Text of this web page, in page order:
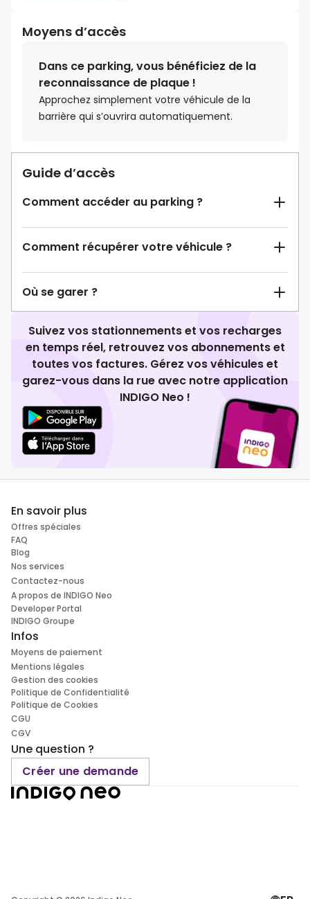
Moyens d’accès
Dans ce parking, vous bénéficiez de la
reconnaissance de plaque !
Approchez simplement votre véhicule de la
barrière qui s’ouvrira automatiquement.
Guide d’accès
Comment accéder au parking ?
Comment récupérer votre véhicule ?
Où se garer ?
Suivez vos stationnements et vos recharges
en temps réel, retrouvez vos abonnements et
toutes vos factures. Gérez vos véhicules et
garez-vous dans la rue avec notre application
INDIGO Neo !
En savoir plus
Offres spéciales
FAQ
Blog
Nos services
Contactez-nous
A propos de INDIGO Neo
Developer Portal
INDIGO Groupe
Infos
Moyens de paiement
Mentions légales
Gestion des cookies
Politique de Confidentialité
Politique de Cookies
CGU
CGV
Une question ?
Créer une demande